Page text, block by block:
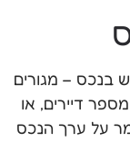
בנכס – מגורים
דיירים, או
על ערך הנכס